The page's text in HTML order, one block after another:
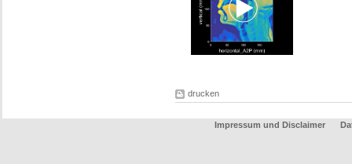
drucken
Impressum und Disclaimer